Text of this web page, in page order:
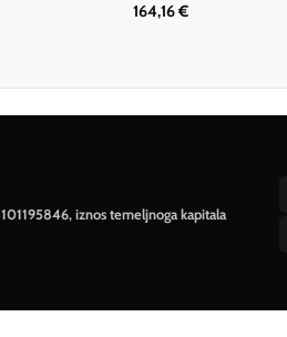
164,16€
iznos temeljnoga kapitala